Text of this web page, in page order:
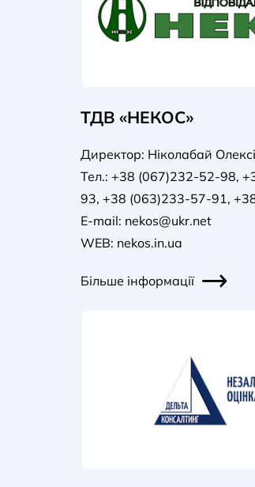
ТДВ «НЕКОС»
Директор: Ніколабай
Тел.: +38 (067)232-52-98,
93, +38 (063)233-57-91,
E-mail: nekos@ukr.net
WEB: nekos.in.ua
Більше інформації